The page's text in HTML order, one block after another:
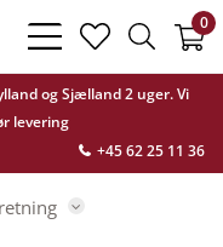
og Sjælland 2 uger. Vi
levering
+45 62 25 11 36
bars
light
heart
light
search
light
0